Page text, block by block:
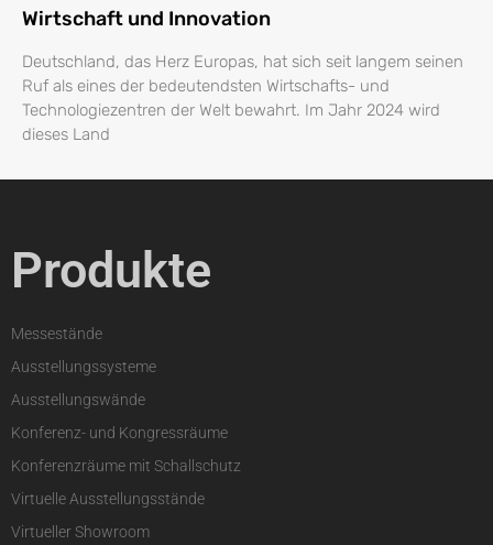
Wirtschaft und Innovation
Deutschland, das Herz Europas, hat sich seit langem seinen
Ruf als eines der bedeutendsten Wirtschafts- und
Technologiezentren der Welt bewahrt. Im Jahr 2024 wird
dieses Land
Produkte
Messestände
Ausstellungssysteme
Ausstellungswände
Konferenz- und Kongressräume
Konferenzräume mit Schallschutz
Virtuelle Ausstellungsstände
Virtueller Showroom